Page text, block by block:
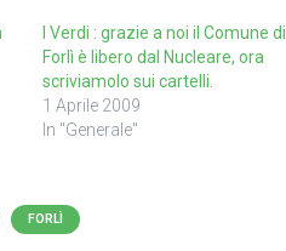
I Verdi : grazie a noi il Comune di
Forlì è libero dal Nucleare, ora
scriviamolo sui cartelli.
1 Aprile 2009
In "Generale"
FORLÌ